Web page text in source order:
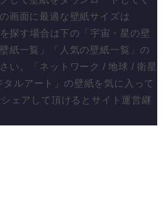
画面に最適な壁紙サイズは
探す場合は下の「宇宙・星の壁
紙一覧」「人気の壁紙一覧」の
い。「ネットワーク / 地球 / 衛星
ルアート」の壁紙を気に入って
ェアして頂けるとサイト運営継